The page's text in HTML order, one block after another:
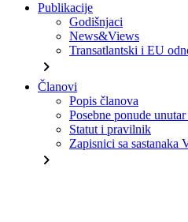
Publikacije
Godišnjaci
News&Views
Transatlantski i EU
chevron_right
Članovi
Popis članova
Posebne ponude
Statut i pravilnik
Zapisnici sa sastanaka
chevron_right